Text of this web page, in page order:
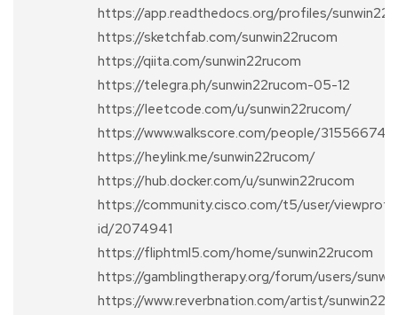
https://app.readthedocs.org/profiles/
https://sketchfab.com/sunwin22rucom
https://qiita.com/sunwin22rucom
https://telegra.ph/sunwin22rucom-05-12
https://leetcode.com/u/sunwin22rucom/
https://www.walkscore.com/people/
https://heylink.me/sunwin22rucom/
https://hub.docker.com/u/sunwin22rucom
https://community.cisco.com/t5/user/
id/2074941
https://fliphtml5.com/home/sunwin22rucom
https://gamblingtherapy.org/forum/users/
https://www.reverbnation.com/artist/